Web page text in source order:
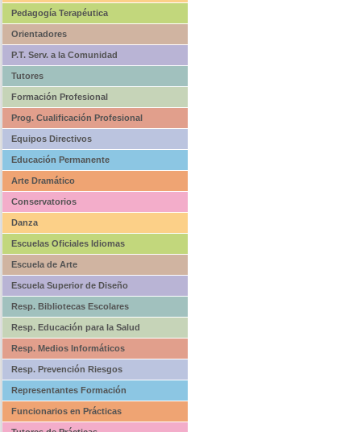
Pedagogía Terapéutica
Orientadores
P.T. Serv. a la Comunidad
Tutores
Formación Profesional
Prog. Cualificación Profesional
Equipos Directivos
Educación Permanente
Arte Dramático
Conservatorios
Danza
Escuelas Oficiales Idiomas
Escuela de Arte
Escuela Superior de Diseño
Resp. Bibliotecas Escolares
Resp. Educación para la Salud
Resp. Medios Informáticos
Resp. Prevención Riesgos
Representantes Formación
Funcionarios en Prácticas